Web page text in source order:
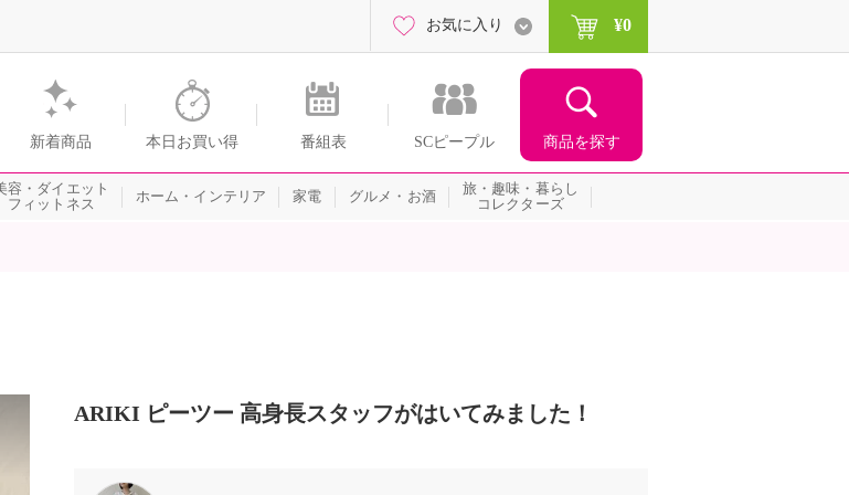
ショッピングのショップチャンネル
新着商品 本日お買い得 番組表 SCピープル 商品を探す
お気に入り ¥0
容・ダイエット
フィットネス
ホーム・インテリア 家電 グルメ・お酒
旅・趣味・暮らし
コレクターズ
ARIKI ピーツー 高身長スタッフがはいてみました！